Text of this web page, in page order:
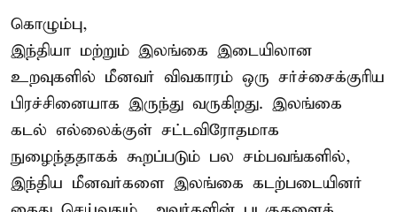
கொழும்பு,
இந்தியா மற்றும் இலங்கை இடையிலான
உறவுகளில் மீனவர் விவகாரம் ஒரு சர்ச்சைக்குரிய
பிரச்சினையாக இருந்து வருகிறது. இலங்கை
கடல் எல்லைக்குள் சட்டவிரோதமாக
நுழைந்ததாகக் கூறப்படும் பல சம்பவங்களில்,
இந்திய மீனவர்களை இலங்கை கடற்படையினர்